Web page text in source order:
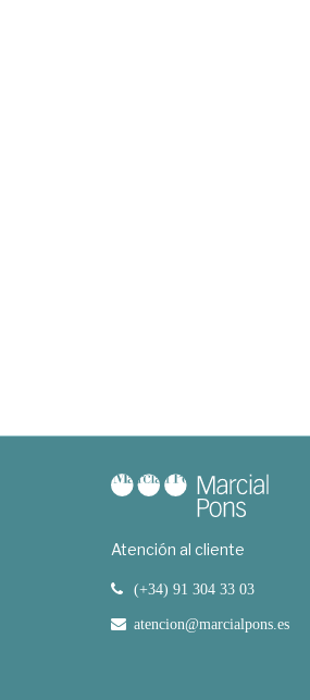
Atención al cliente
(+34) 91 304 33 03
atencion@marcialpons.es